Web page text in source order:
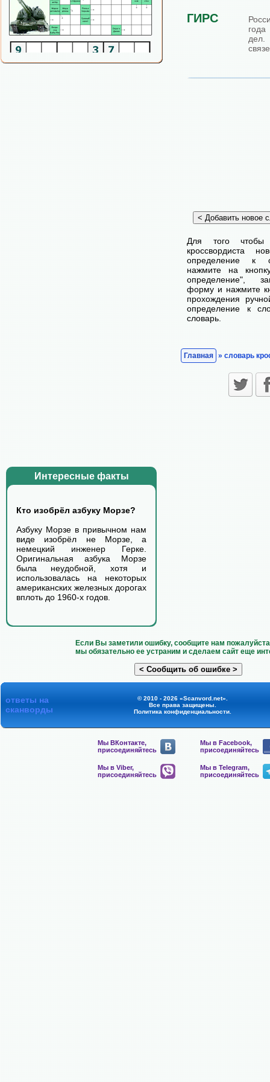
Интересные факты
Кто изобрёл азбуку Морзе?
Азбуку Морзе в привычном нам
виде изобрёл не Морзе, а
немецкий инженер Герке.
Оригинальная азбука Морзе
была неудобной, хотя и
использовалась на некоторых
американских железных дорогах
вплоть до 1960-х годов.
ГИРС
дел.
Для того чтобы
кроссвордиста
определение к
нажмите на
определение",
форму и нажмите
прохождения
определение к
словарь.
Главная » словарь
Если Вы заметили ошибку, сообщите нам
мы обязательно ее устраним и сделаем сайт еще
ответы на
сканворды
© 2010 - 2026 «Scanvord.net».
Все права защищены.
Политика конфиденциальности.
Мы ВКонтакте,
присоединяйтесь
Мы в Facebook,
присоединяйтесь
Мы в Viber,
присоединяйтесь
Мы в Telegram,
присоединяйтесь